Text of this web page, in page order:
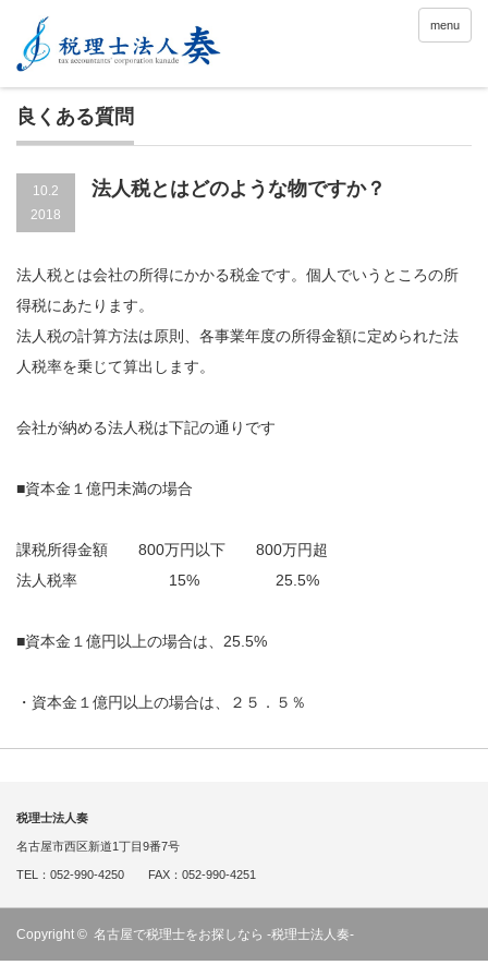
menu
良くある質問
10.2
2018
法人税とはどのような物ですか？
法人税とは会社の所得にかかる税金です。個人でいうところの所
得税にあたります。
法人税の計算方法は原則、各事業年度の所得金額に定められた法
人税率を乗じて算出します。
会社が納める法人税は下記の通りです
■資本金１億円未満の場合
課税所得金額 800万円以下 800万円超
法人税率 15% 25.5%
■資本金１億円以上の場合は、25.5%
・資本金１億円以上の場合は、２５．５％
税理士法人奏
名古屋市西区新道1丁目9番7号
TEL：052-990-4250 FAX：052-990-4251
Copyright © 名古屋で税理士をお探しなら -税理士法人奏-